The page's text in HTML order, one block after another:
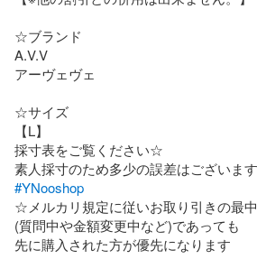
☆ブランド
A.V.V
アーヴェヴェ
☆サイズ
【L】
採寸表をご覧ください☆
#YNooshop
☆メルカリ規定に従いお取り引きの最中
(質問中や金額変更中など)であっても
先に購入された方が優先になります